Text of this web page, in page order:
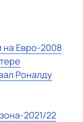
на Евро-2008
Роналду
2021/22